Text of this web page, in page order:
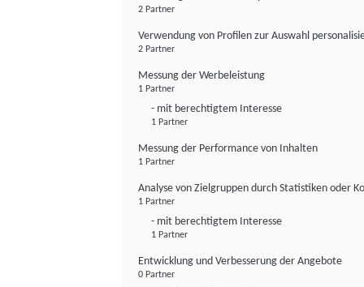
2 Partner
Verwendung von Profilen zur Auswahl
2 Partner
Messung der Werbeleistung
1 Partner
- mit berechtigtem Interesse
1 Partner
Messung der Performance von Inhalten
1 Partner
Analyse von Zielgruppen durch Statistiken oder
1 Partner
- mit berechtigtem Interesse
1 Partner
Entwicklung und Verbesserung der Angebote
0 Partner